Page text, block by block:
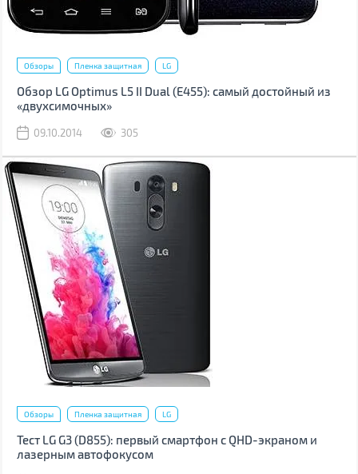
Обзоры Пленка защитная LG
Обзор LG Optimus L5 II Dual (Е455): самый достойный из
«двухсимочных»
09.10.2014 305
Обзоры Пленка защитная LG
Тест LG G3 (D855): первый смартфон с QHD-экраном и
лазерным автофокусом